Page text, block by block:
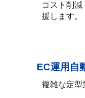
コスト削
援します。
EC運用自
複雑な定型